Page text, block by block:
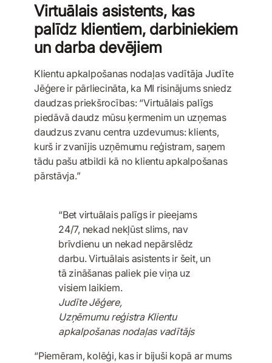
Virtuālais asistents, kas
palīdz klientiem, darbiniekiem
un darba devējiem
Klientu apkalpošanas nodaļas vadītāja Judīte
Jēģere ir pārliecināta, ka MI risinājums sniedz
daudzas priekšrocības: “Virtuālais palīgs
piedāvā daudz mūsu ķermenim un uzņemas
daudzus zvanu centra uzdevumus: klients,
kurš ir zvanījis uzņēmumu reģistram, saņem
tādu pašu atbildi kā no klientu apkalpošanas
pārstāvja.”
“Bet virtuālais palīgs ir pieejams
24/7, nekad nekļūst slims, nav
brīvdienu un nekad nepārslēdz
darbu. Virtuālais asistents ir šeit, un
tā zināšanas paliek pie viņa uz
visiem laikiem.
Judīte Jēģere,
Uzņēmumu reģistra Klientu
apkalpošanas nodaļas vadītājs
“Piemēram, kolēģi, kas ir bijuši kopā ar mums